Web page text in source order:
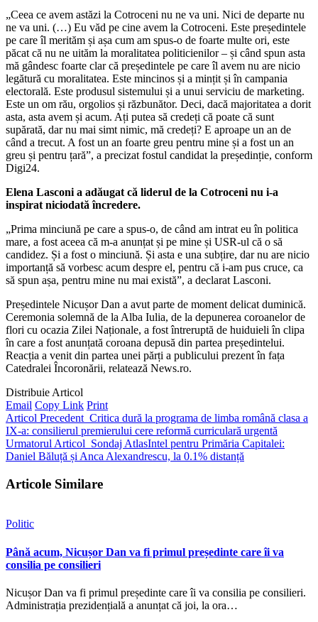
„Ceea ce avem astăzi la Cotroceni nu ne va uni. Nici de departe nu
ne va uni. (…) Eu văd pe cine avem la Cotroceni. Este președintele
pe care îl merităm și așa cum am spus-o de foarte multe ori, este
păcat că nu ne uităm la moralitatea politicienilor – și când spun asta
mă gândesc foarte clar că președintele pe care îl avem nu are nicio
legătură cu moralitatea. Este mincinos și a mințit și în campania
electorală. Este produsul sistemului și a unui serviciu de marketing.
Este un om rău, orgolios și răzbunător. Deci, dacă majoritatea a dorit
asta, asta avem și acum. Ați putea să credeți că poate că sunt
supărată, dar nu mai simt nimic, mă credeți? E aproape un an de
când a trecut. A fost un an foarte greu pentru mine și a fost un an
greu și pentru țară”, a precizat fostul candidat la președinție, conform
Digi24.
Elena Lasconi a adăugat că liderul de la Cotroceni nu i-a
inspirat niciodată încredere.
„Prima minciună pe care a spus-o, de când am intrat eu în politica
mare, a fost aceea că m-a anunțat și pe mine și USR-ul că o să
candidez. Și a fost o minciună. Și asta e una subțire, dar nu are nicio
importanță să vorbesc acum despre el, pentru că i-am pus cruce, ca
să spun așa, pentru mine nu mai există”, a declarat Lasconi.
Președintele Nicușor Dan a avut parte de moment delicat duminică.
Ceremonia solemnă de la Alba Iulia, de la depunerea coroanelor de
flori cu ocazia Zilei Naționale, a fost întreruptă de huiduieli în clipa
în care a fost anunțată coroana depusă din partea președintelui.
Reacția a venit din partea unei părți a publicului prezent în fața
Catedralei Încoronării, relatează News.ro.
Distribuie Articol
Email Copy Link Print
Articol Precedent Critica dură la programa de limba română clasa a
IX-a: consilierul premierului cere reformă curriculară urgentă
Urmatorul Articol Sondaj AtlasIntel pentru Primăria Capitalei:
Daniel Băluță și Anca Alexandrescu, la 0.1% distanță
Articole Similare
Politic
Până acum, Nicușor Dan va fi primul președinte care îi va
consilia pe consilieri
Nicușor Dan va fi primul președinte care îi va consilia pe consilieri.
Administrația prezidențială a anunțat că joi, la ora…